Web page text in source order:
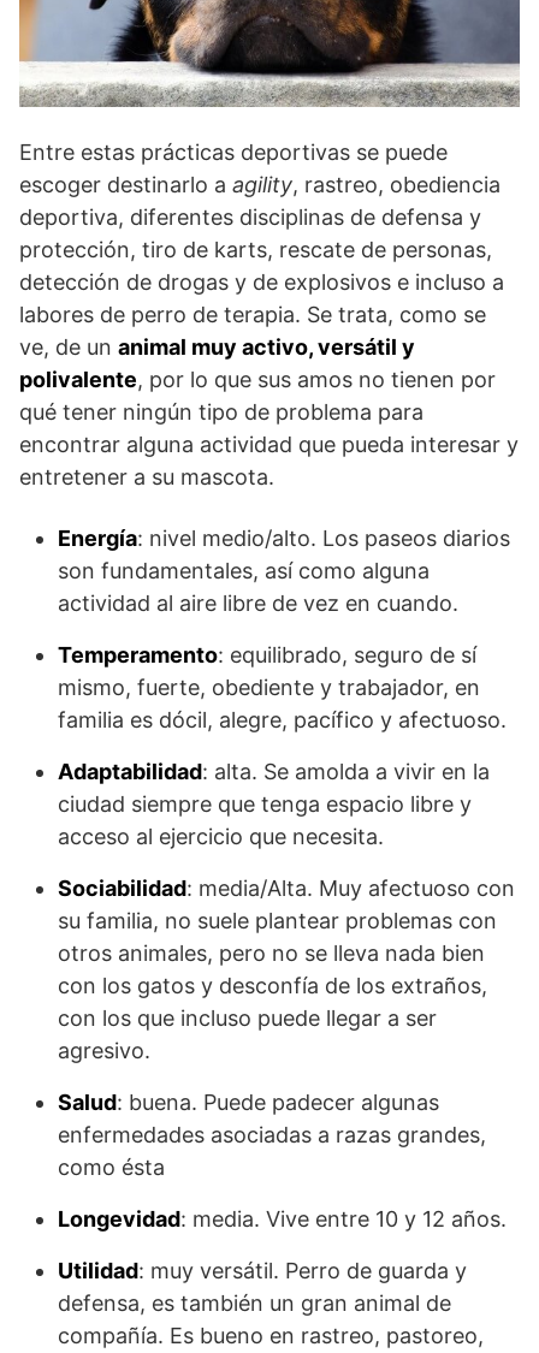
Entre estas prácticas deportivas se puede
escoger destinarlo a agility, rastreo, obediencia
deportiva, diferentes disciplinas de defensa y
protección, tiro de karts, rescate de personas,
detección de drogas y de explosivos e incluso a
labores de perro de terapia. Se trata, como se
ve, de un animal muy activo, versátil y
polivalente, por lo que sus amos no tienen por
qué tener ningún tipo de problema para
encontrar alguna actividad que pueda interesar y
entretener a su mascota.
Energía: nivel medio/alto. Los paseos diarios
son fundamentales, así como alguna
actividad al aire libre de vez en cuando.
Temperamento: equilibrado, seguro de sí
mismo, fuerte, obediente y trabajador, en
familia es dócil, alegre, pacífico y afectuoso.
Adaptabilidad: alta. Se amolda a vivir en la
ciudad siempre que tenga espacio libre y
acceso al ejercicio que necesita.
Sociabilidad: media/Alta. Muy afectuoso con
su familia, no suele plantear problemas con
otros animales, pero no se lleva nada bien
con los gatos y desconfía de los extraños,
con los que incluso puede llegar a ser
agresivo.
Salud: buena. Puede padecer algunas
enfermedades asociadas a razas grandes,
como ésta
Longevidad: media. Vive entre 10 y 12 años.
Utilidad: muy versátil. Perro de guarda y
defensa, es también un gran animal de
compañía. Es bueno en rastreo, pastoreo,